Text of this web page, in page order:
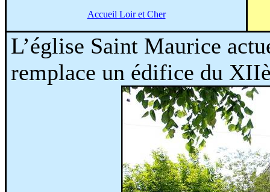
Accueil Loir et Cher
L’église Saint Maurice
remplace un édifice du